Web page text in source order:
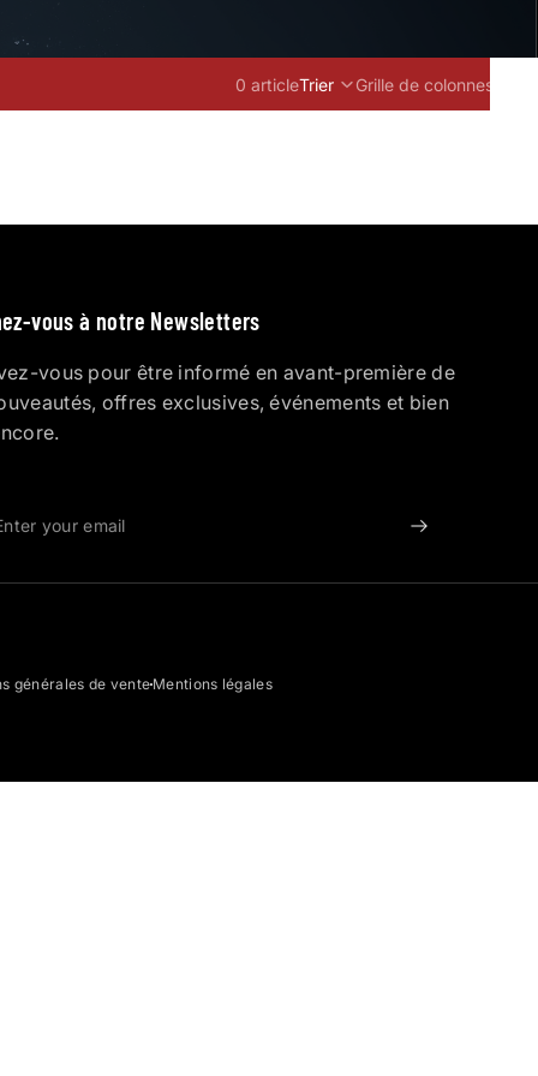
0 articleTrier Grille de colonnes
vous à notre Newsletters
vous pour être informé en avant-première de
offres exclusives, événements et bien
générales de vente
dot
Mentions légales